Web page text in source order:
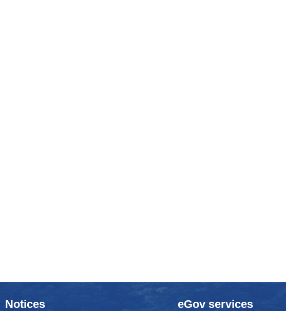
Notices eGov services